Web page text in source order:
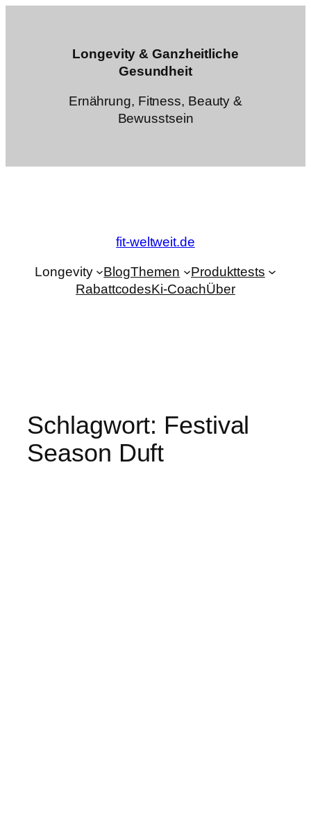
Longevity & Ganzheitliche
Gesundheit
Ernährung, Fitness, Beauty &
Bewusstsein
fit-weltweit.de
Longevity BlogThemen
Produkttests
RabattcodesKi-CoachÜber
Schlagwort: Festival
Season Duft